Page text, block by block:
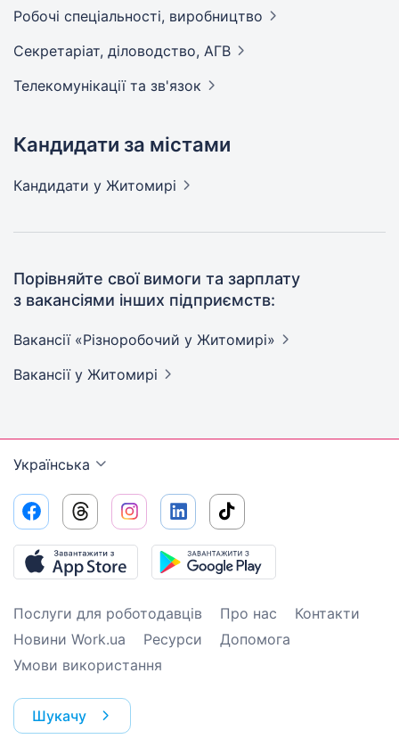
Робочі спеціальності, виробництво
Секретаріат, діловодство, АГВ
Телекомунікації та зв'язок
Кандидати за містами
Кандидати у Житомирі
Порівняйте свої вимоги та зарплату
з вакансіями інших підприємств:
Вакансії «Різноробочий у Житомирі»
Вакансії у Житомирі
Українська
Послуги для роботодавців Про нас
Контакти
Новини Work.ua
Ресурси
Допомога
Умови використання
Шукачу